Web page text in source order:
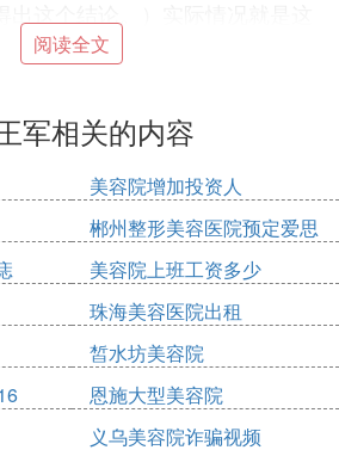
候急需搅拌好的水泥，而这家厂
。
二小学怎么样
师德，但是教育孩子靠的是老
几年书，碰到一个王军老师何文
，而且还是教工子女班老师，道
钱不算，还讹家长送礼，把孩
去死吃屎傻子哑巴，罚跪，打都
些人猖狂坏到一个什么程度，估
。这些不是空口评说的，有证
清洁工的素质都都不如。当然也
太少了，如果家长们选学校一定
阅读全文
军相关的内容
美容院增加投资人
郴州整形美容医院预定爱思
特
美容院上班工资多少
珠海美容医院出租
皙水坊美容院
恩施大型美容院
义乌美容院诈骗视频